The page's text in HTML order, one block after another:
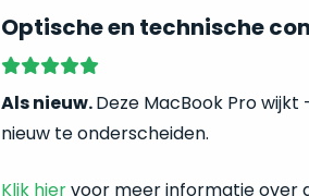
Optische en technische
Als nieuw.Deze MacBook Pro wijkt
nieuw te onderscheiden.
Klik hiervoor meer informatie over